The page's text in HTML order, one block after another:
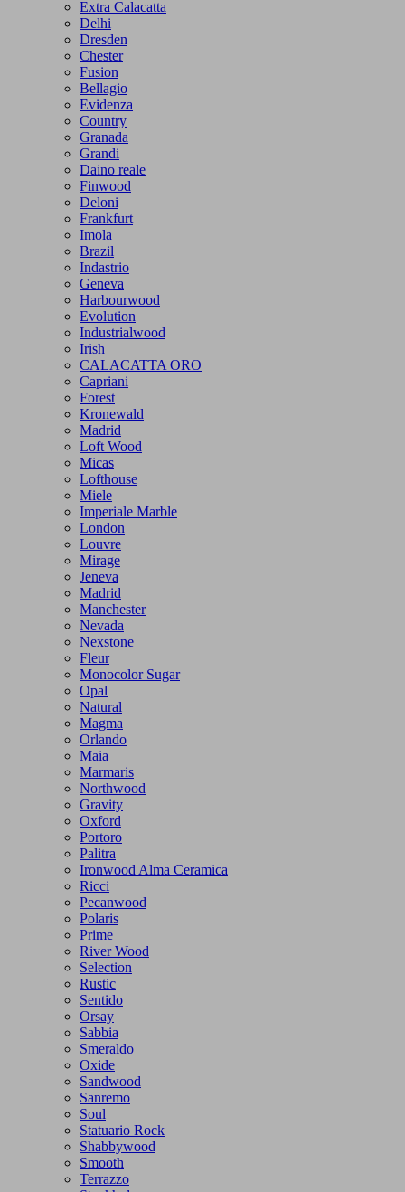
Extra Calacatta
Delhi
Dresden
Chester
Fusion
Bellagio
Evidenza
Country
Granada
Grandi
Daino reale
Finwood
Deloni
Frankfurt
Imola
Brazil
Indastrio
Geneva
Harbourwood
Evolution
Industrialwood
Irish
CALACATTA ORO
Capriani
Forest
Kronewald
Madrid
Loft Wood
Micas
Lofthouse
Miele
Imperiale Marble
London
Louvre
Mirage
Jeneva
Madrid
Manchester
Nevada
Nexstone
Fleur
Monocolor Sugar
Opal
Natural
Magma
Orlando
Maia
Marmaris
Northwood
Gravity
Oxford
Portoro
Palitra
Ironwood Alma Ceramica
Ricci
Pecanwood
Polaris
Prime
River Wood
Selection
Rustic
Sentido
Orsay
Sabbia
Smeraldo
Oxide
Sandwood
Sanremo
Soul
Statuario Rock
Shabbywood
Smooth
Terrazzo